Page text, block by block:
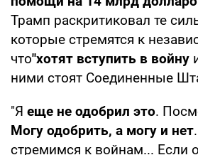
Трамп раскритиковал те
которые стремятся к
что"хотят вступить в войну
ними стоят Соединенные
"Я еще не одобрил это.
Могу одобрить, а могу и нет
стремимся к войнам... Если